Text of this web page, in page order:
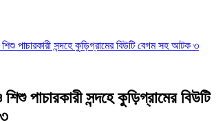
শিশু পাচারকারী সন্দহে কুড়িগ্রামের বিউটি বেগম সহ আটক ৩
পাচারকারী সন্দহে কুড়িগ্রামের বিউটি